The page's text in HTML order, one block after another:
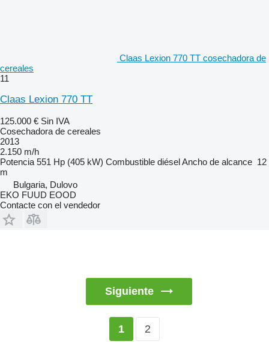
Claas Lexion 770 TT cosechadora de
cereales
11
Claas Lexion 770 TT
125.000 € Sin IVA
Cosechadora de cereales
2013
2.150 m/h
Potencia 551 Hp (405 kW) Combustible diéselAncho de alcance 12
m
Bulgaria, Dulovo
EKO FUUD EOOD
Contacte con el vendedor
Siguiente
1 2